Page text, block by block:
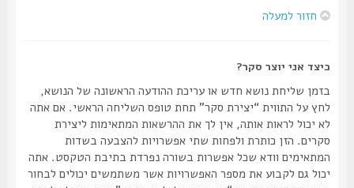
חזור למעלה
כיצד אני יוצר סקר?
בזמן שליחת נושא חדש או עריכת ההודעה הראשונה של הנושא,
לחץ על התווית “יצירת סקר” תחת טופס השליחה הראשי. אם אתה
לא יכול לראות אותה, אין לך את ההרשאות המתאימות ליצירת
סקרים. הזן כותרת ולפחות שתי אפשרויות להצבעה בשדות
המתאימים וודא שכל אפשרות בשורה נפרדת בתיבת הטקסט. אתה
יכול גם לקבוע את מספר האפשרויות אשר משתמשים יכולים לבחור